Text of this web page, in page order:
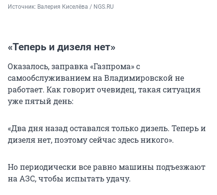
Источник: Валерия Киселёва / NGS.RU
«Теперь и дизеля нет»
Оказалось, заправка «Газпрома» с
самообслуживанием на Владимировской не
работает. Как говорит очевидец, такая ситуация
уже пятый день:
«Два дня назад оставался только дизель. Теперь и
дизеля нет, поэтому сейчас здесь никого».
Но периодически все равно машины подъезжают
на АЗС, чтобы испытать удачу.